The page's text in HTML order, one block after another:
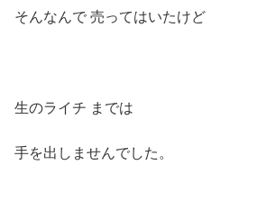
そんなんで 売ってはいたけど
生のライチ までは
手を出しませんでした。